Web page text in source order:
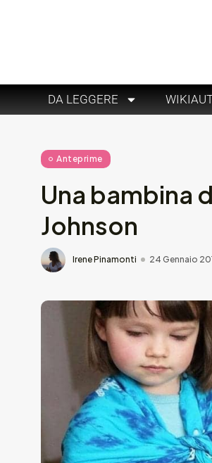
DA LEGGERE
Anteprime
Una bambina
Johnson
Irene Pinamonti 24 Gennaio